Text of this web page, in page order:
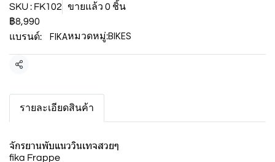
SKU : FK102
ขายแล้ว 0 ชิ้น
฿8,990
แบรนด์:
FIKAหมวดหมู่:BIKES
แชร์
รายละเอียดสินค้า
จักรยานพับแนววินเทจสวยๆ
fika Frappe